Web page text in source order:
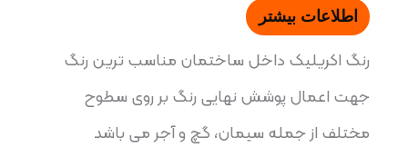
اطلاعات بیشتر
رنگ اکریلیک داخل ساختمان مناسب ترین رنگ
جهت اعمال پوشش نهایی رنگ بر روی سطوح
مختلف از جمله سیمان، گچ و آجر می باشد